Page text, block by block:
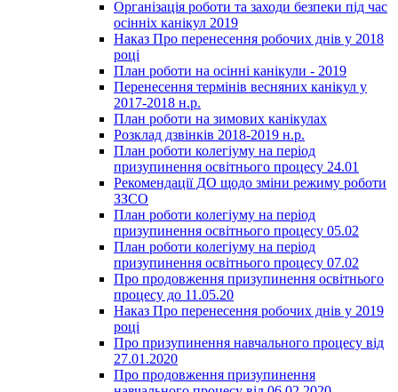
Організація роботи та заходи безпеки під час
осінніх канікул 2019
Наказ Про перенесення робочих днів у 2018
році
План роботи на осінні канікули - 2019
Перенесення термінів весняних канікул у
2017-2018 н.р.
План роботи на зимових канікулах
Розклад дзвінків 2018-2019 н.р.
План роботи колегіуму на період
призупинення освітнього процесу 24.01
Рекомендації ДО щодо зміни режиму роботи
ЗЗСО
План роботи колегіуму на період
призупинення освітнього процесу 05.02
План роботи колегіуму на період
призупинення освітнього процесу 07.02
Про продовження призупинення освітнього
процесу до 11.05.20
Наказ Про перенесення робочих днів у 2019
році
Про призупинення навчального процесу від
27.01.2020
Про продовження призупинення